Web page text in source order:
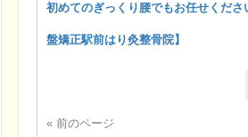
初めてのぎっくり腰でもお任せくだ
盤矯正駅前はり灸整骨院】
« 前のページ